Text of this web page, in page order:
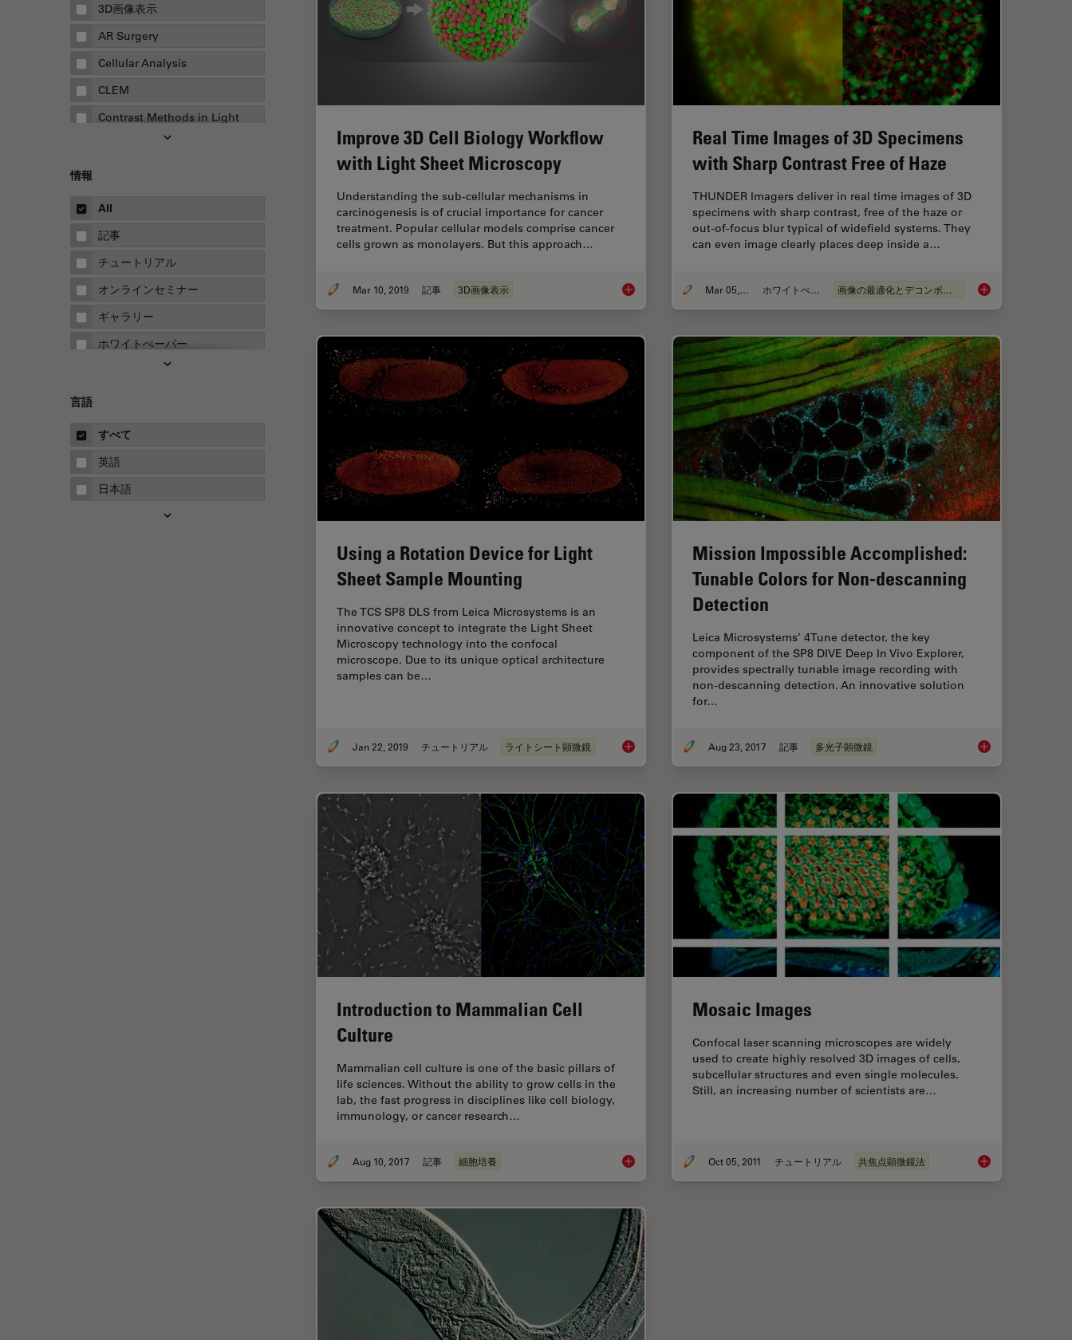
3D画像表示
AR Surgery
Cellular Analysis
CLEM
Contrast Methods in Light
FLIM（蛍光寿命イメージング顕
微鏡法）
FluoSync
FRAP
FRET
Fテクニック
情報
All
記事
チュートリアル
オンラインセミナー
ギャラリー
ホワイトぺーパー
ケーススタディ
言語
すべて
英語
日本語
Improve 3D Cell Biology Workflow
with Light Sheet Microscopy
Understanding the sub-cellular mechanisms in
carcinogenesis is of crucial importance for cancer
treatment. Popular cellular models comprise cancer
cells grown as monolayers. But this approach…
Mar 10, 2019 記事 3D画像表示 Improve 3D Cell Biology Workflow with Light Sheet Microscopy
Real Time Images of 3D Specimens
with Sharp Contrast Free of Haze
THUNDER Imagers deliver in real time images of 3D
specimens with sharp contrast, free of the haze or
out-of-focus blur typical of widefield systems. They
can even image clearly places deep inside a…
Mar 05, 2019 ホワイトぺーパー 画像の最適化とデコンボリューション Real Time Images
Using a Rotation Device for Light
Sheet Sample Mounting
The TCS SP8 DLS from Leica Microsystems is an
innovative concept to integrate the Light Sheet
Microscopy technology into the confocal
microscope. Due to its unique optical architecture
samples can be…
Jan 22, 2019 チュートリアル ライトシート顕微鏡 Using a Rotation Device for Light Sheet Sample Mounting
Mission Impossible Accomplished:
Tunable Colors for Non-descanning
Detection
Leica Microsystems’ 4Tune detector, the key
component of the SP8 DIVE Deep In Vivo Explorer,
provides spectrally tunable image recording with
non-descanning detection. An innovative solution
for…
Aug 23, 2017 記事 多光子顕微鏡 Mission Impossible
Introduction to Mammalian Cell
Culture
Mammalian cell culture is one of the basic pillars of
life sciences. Without the ability to grow cells in the
lab, the fast progress in disciplines like cell biology,
immunology, or cancer research…
Aug 10, 2017 記事 細胞培養 Introduction to Mammalian Cell Culture
Mosaic Images
Confocal laser scanning microscopes are widely
used to create highly resolved 3D images of cells,
subcellular structures and even single molecules.
Still, an increasing number of scientists are…
Oct 05, 2011 チュートリアル 共焦点顕微鏡法 Mosaic Images